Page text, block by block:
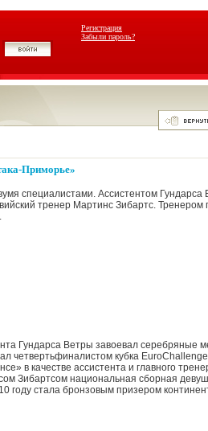
Регистрация
Забыли пароль?
Приморье»
специалистами. Ассистентом Гундарса
тренер Мартинс Зибартс. Тренером
Гундарса Ветры завоевал серебряные
четвертьфиналистом кубка
в качестве ассистента и главного
Зибартсом национальная сборная
году стала бронзовым призером